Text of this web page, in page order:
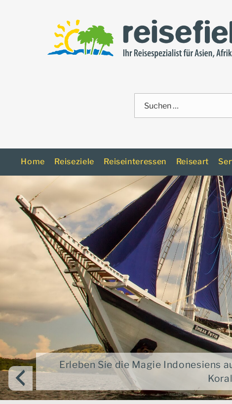
nach:
Home Reiseziele Reiseinteressen Reiseart
Erleben Sie die Magie Indonesiens